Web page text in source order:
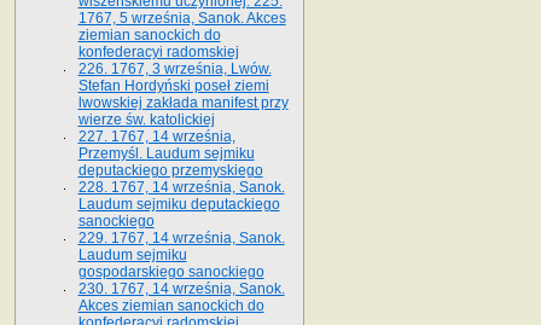
1767, 5 września, Sanok. Akces
ziemian sanockich do
konfederacyi radomskiej
226. 1767, 3 września, Lwów.
Stefan Hordyński poseł ziemi
lwowskiej zakłada manifest przy
wierze św. ka­tolickiej
227. 1767, 14 września,
Przemyśl. Laudum sejmiku
deputackiego przemyskiego
228. 1767, 14 września, Sanok.
Laudum sejmiku deputackiego
sanockiego
229. 1767, 14 września, Sanok.
Laudum sejmiku
gospodarskiego sanockiego
230. 1767, 14 września, Sanok.
Akces ziemian sanockich do